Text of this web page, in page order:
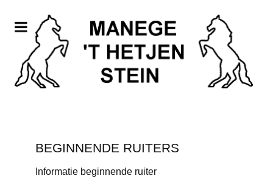
BEGINNENDE RUITERS
Informatie beginnende ruiter